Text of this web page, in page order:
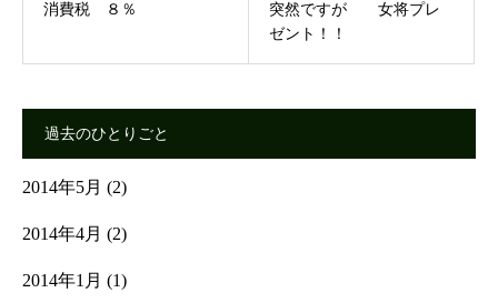
消費税 ８％
突然ですが 女将プレ
ゼント！！
過去のひとりごと
2014年5月 (2)
2014年4月 (2)
2014年1月 (1)